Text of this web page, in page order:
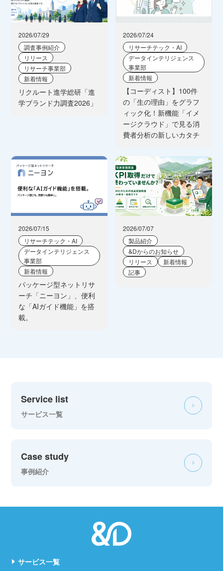
2026/07/29
調査事例紹介
リリース
リサーチ事業部
新着情報
リクルート進学総研「進
学ブランド力調査2026」
2026/07/24
リサーチテック・AI
データインテリジェンス
事業部
新着情報
【コーディスト】100件
の「生の理由」をグラフ
ィック化！新機能「イメ
ージクラウド」で見る消
費者分析の新しいカタチ
2026/07/15
リサーチテック・AI
データインテリジェンス
事業部
新着情報
パッケージ型ネットリサ
ーチ「ニーヨン」、便利
な「AIガイド機能」を搭
載。
2026/07/07
製品紹介
&Dからのお知らせ
リリース
新着情報
記事
Service list
サービス一覧
Case study
事例紹介
サービス一覧